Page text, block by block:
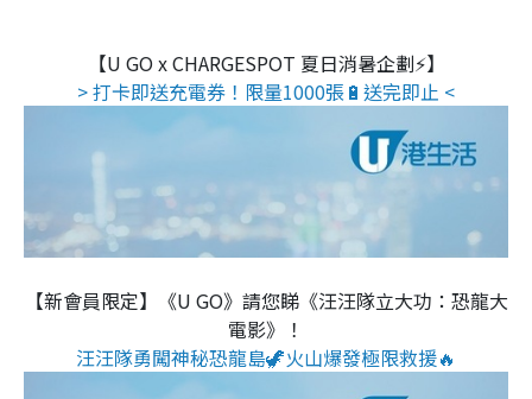
【U GO x CHARGESPOT 夏日消暑企劃⚡】
> 打卡即送充電券！限量1000張🔋送完即止 <
【新會員限定】《U GO》請您睇《汪汪隊立大功：恐龍大
電影》！
汪汪隊勇闖神秘恐龍島🦖火山爆發極限救援🔥